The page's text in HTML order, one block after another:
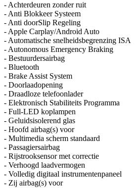
- Achterdeuren zonder ruit
- Anti Blokkeer Systeem
- Anti doorSlip Regeling
- Apple Carplay/Android Auto
- Automatische snelheidsbegrenzing ISA
- Autonomous Emergency Braking
- Bestuurdersairbag
- Bluetooth
- Brake Assist System
- Doorlaadopening
- Draadloze telefoonlader
- Elektronisch Stabiliteits Programma
- Full-LED koplampen
- Geluidsisolerend glas
- Hoofd airbag(s) voor
- Multimedia scherm standaard
- Passagiersairbag
- Rijstrooksensor met correctie
- Verhoogd laadvermogen
- Volledig digitaal instrumentenpaneel
- Zij airbag(s) voor